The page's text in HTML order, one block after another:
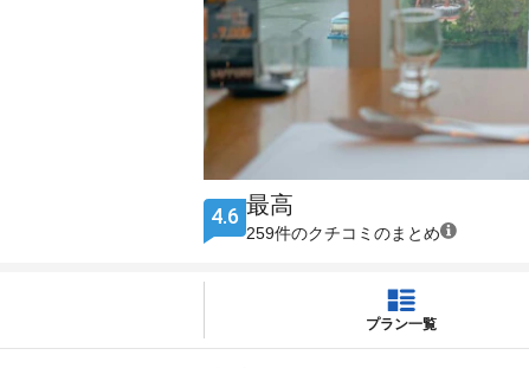
4.6 最高
259件のクチコミのまとめ
プラン一覧